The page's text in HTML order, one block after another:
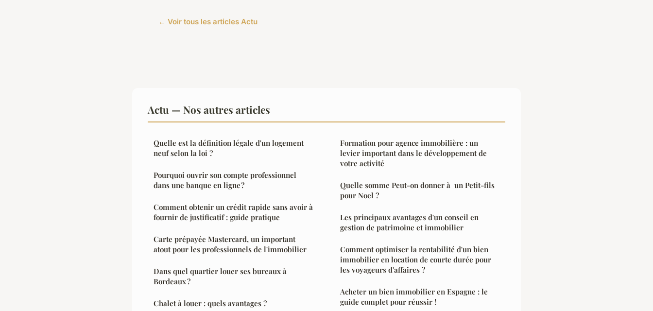
← Voir tous les articles Actu
Actu — Nos autres articles
Quelle est la définition légale d'un logement
neuf selon la loi ?
Pourquoi ouvrir son compte professionnel
dans une banque en ligne ?
Comment obtenir un crédit rapide sans avoir à
fournir de justificatif : guide pratique
Carte prépayée Mastercard, un important
atout pour les professionnels de l'immobilier
Dans quel quartier louer ses bureaux à
Bordeaux ?
Chalet à louer : quels avantages ?
Formation pour agence immobilière : un
levier important dans le développement de
votre activité
Quelle somme Peut-on donner à un Petit-fils
pour Noel ?
Les principaux avantages d'un conseil en
gestion de patrimoine et immobilier
Comment optimiser la rentabilité d'un bien
immobilier en location de courte durée pour
les voyageurs d'affaires ?
Acheter un bien immobilier en Espagne : le
guide complet pour réussir !